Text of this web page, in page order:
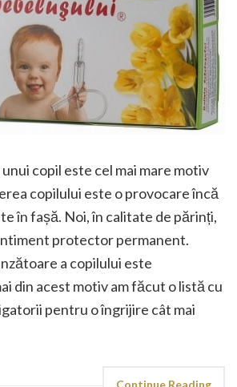
copil este cel mai mare motiv
copilului este o provocare încă
în fașă. Noi, în calitate de părinți,
protector permanent.
a copilului este
din acest motiv am făcut o listă cu
pentru o îngrijire cât mai
Continue Reading